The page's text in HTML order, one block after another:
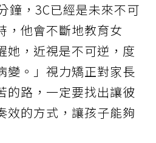
鐘，3C已經是未來不可
，他會不斷地教育女
她，近視是不可逆，度
變。」視力矯正對家長
的路，一定要找出讓彼
效的方式，讓孩子能夠